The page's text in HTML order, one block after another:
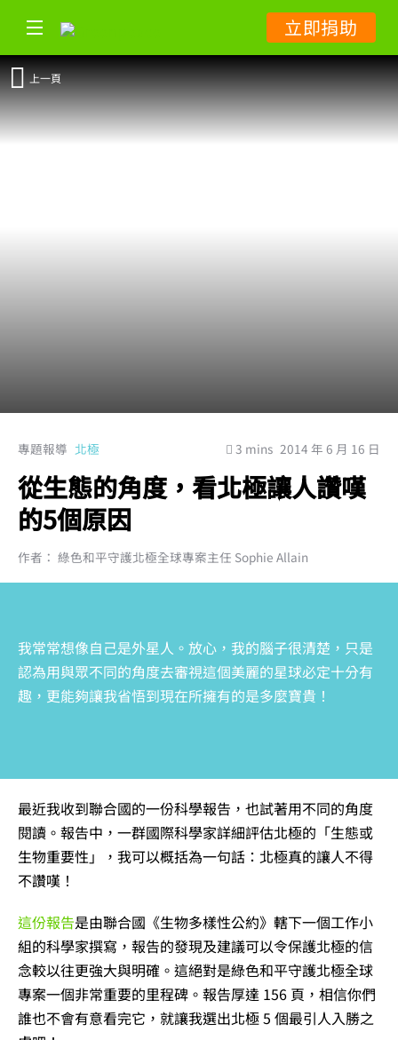
立即捐助
上一頁
專題報導 北極 3 mins 2014 年 6 月 16 日
從生態的角度，看北極讓人讚嘆
的5個原因
作者： 綠色和平守護北極全球專案主任 Sophie Allain
我常常想像自己是外星人。放心，我的腦子很清楚，只是
認為用與眾不同的角度去審視這個美麗的星球必定十分有
趣，更能夠讓我省悟到現在所擁有的是多麼寶貴！
最近我收到聯合國的一份科學報告，也試著用不同的角度
閱讀。報告中，一群國際科學家詳細評估北極的「生態或
生物重要性」，我可以概括為一句話：北極真的讓人不得
不讚嘆！
這份報告是由聯合國《生物多樣性公約》轄下一個工作小
組的科學家撰寫，報告的發現及建議可以令保護北極的信
念較以往更強大與明確。這絕對是綠色和平守護北極全球
專案一個非常重要的里程碑。報告厚達 156 頁，相信你們
誰也不會有意看完它，就讓我選出北極 5 個最引人入勝之